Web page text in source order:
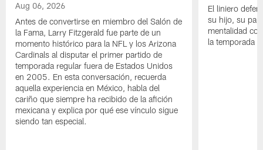
Aug 06, 2026
Antes de convertirse en miembro del Salón de
la Fama, Larry Fitzgerald fue parte de un
momento histórico para la NFL y los Arizona
Cardinals al disputar el primer partido de
temporada regular fuera de Estados Unidos
en 2005. En esta conversación, recuerda
aquella experiencia en México, habla del
cariño que siempre ha recibido de la afición
mexicana y explica por qué ese vínculo sigue
siendo tan especial.
El liniero
su hijo, su
mentalidad
la temporada